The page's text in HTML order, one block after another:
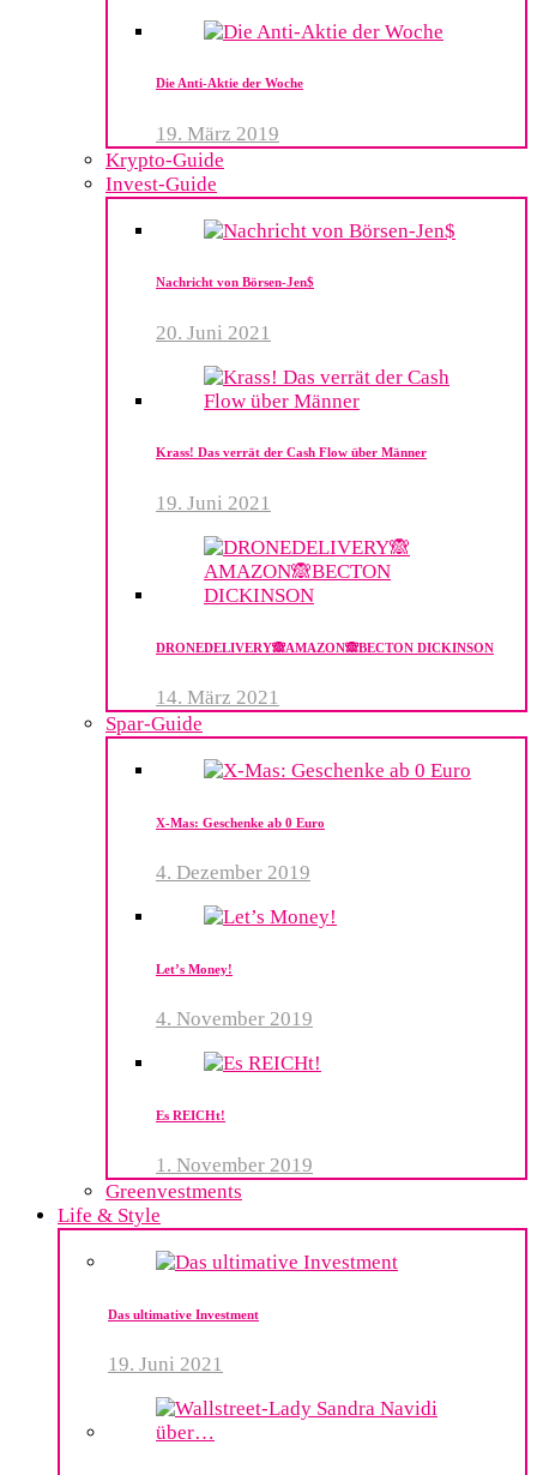
Die Anti-Aktie der Woche
19. März 2019
Krypto-Guide
Invest-Guide
Nachricht von Börsen-Jen$
20. Juni 2021
Krass! Das verrät der Cash Flow über Männer
19. Juni 2021
DRONEDELIVERY​🙈AMAZON🙈BECTON​ DICKINSON
14. März 2021
Spar-Guide
X-Mas: Geschenke ab 0 Euro
4. Dezember 2019
Let’s Money!
4. November 2019
Es REICHt!
1. November 2019
Greenvestments
Life & Style
Das ultimative Investment
19. Juni 2021